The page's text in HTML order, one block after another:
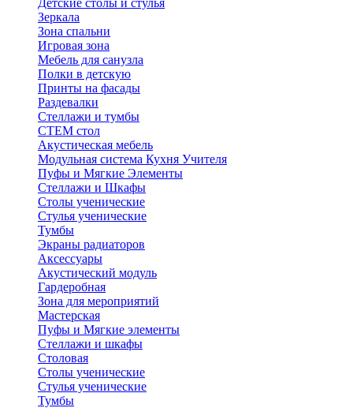
Зеркала
Зона спальни
Игровая зона
Мебель для санузла
Полки в детскую
Принты на фасады
Раздевалки
Стеллажи и тумбы
СТЕМ стол
Акустическая мебель
Модульная система Кухня Учителя
Пуфы и Мягкие Элементы
Стеллажи и Шкафы
Столы ученические
Стулья ученические
Тумбы
Экраны радиаторов
Аксессуары
Акустический модуль
Гардеробная
Зона для мероприятий
Мастерская
Пуфы и Мягкие элементы
Стеллажи и шкафы
Столовая
Столы ученические
Стулья ученические
Тумбы